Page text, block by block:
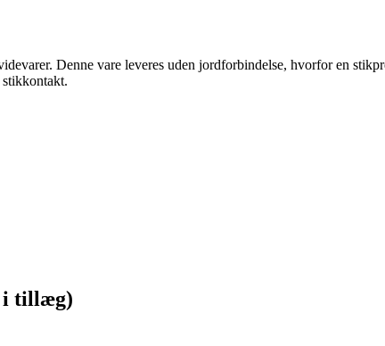
Denne vare leveres uden jordforbindelse, hvorfor en
i tillæg)